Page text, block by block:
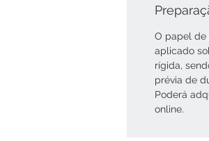
O papel de
aplicado
rígida,
prévia de
Poderá
online.